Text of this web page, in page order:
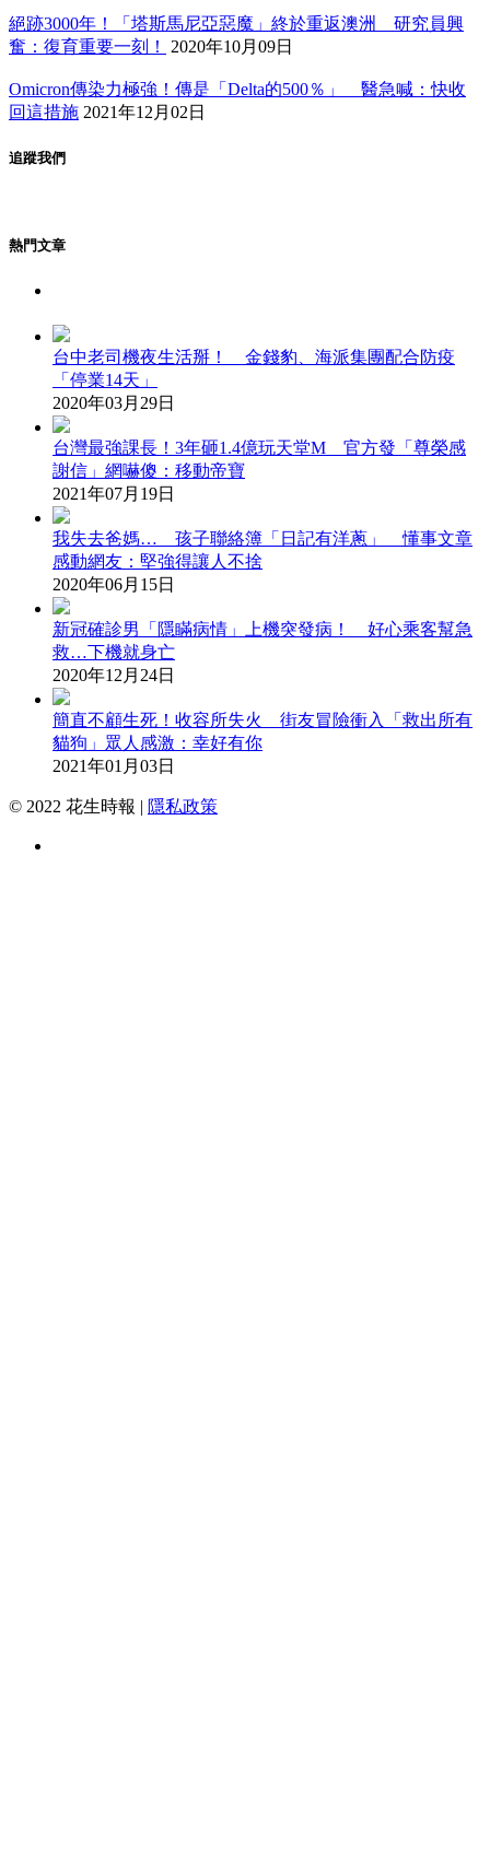
絕跡3000年！「塔斯馬尼亞惡魔」終於重返澳洲 研究員興
奮：復育重要一刻！
2020年10月09日
Omicron傳染力極強！傳是「Delta的500％」 醫急喊：快收
回這措施 2021年12月02日
追蹤我們
熱門文章
台中老司機夜生活掰！ 金錢豹、海派集團配合防疫
「停業14天」
2020年03月29日
台灣最強課長！3年砸1.4億玩天堂M 官方發「尊榮感
謝信」網嚇傻：移動帝寶
2021年07月19日
我失去爸媽… 孩子聯絡簿「日記有洋蔥」 懂事文章
感動網友：堅強得讓人不捨
2020年06月15日
新冠確診男「隱瞞病情」上機突發病！ 好心乘客幫急
救…下機就身亡
2020年12月24日
簡直不顧生死！收容所失火 街友冒險衝入「救出所有
貓狗」眾人感激：幸好有你
2021年01月03日
© 2022 花生時報 | 隱私政策